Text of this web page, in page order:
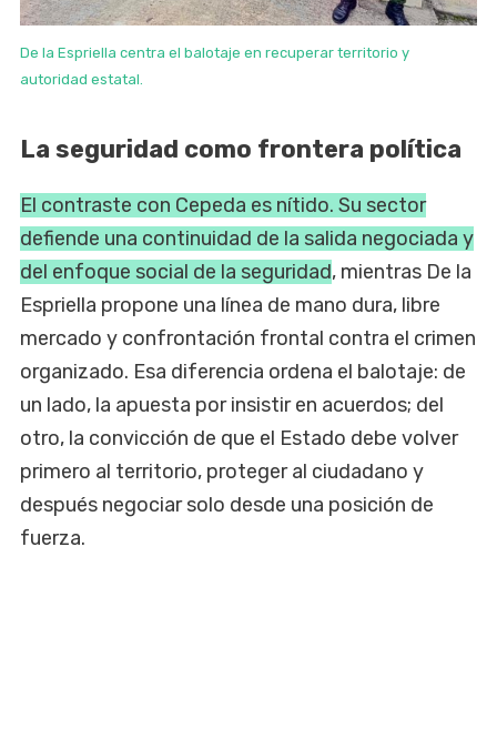
De la Espriella centra el balotaje en recuperar territorio y
autoridad estatal.
La seguridad como frontera política
El contraste con Cepeda es nítido. Su sector
defiende una continuidad de la salida negociada y
del enfoque social de la seguridad, mientras De la
Espriella propone una línea de mano dura, libre
mercado y confrontación frontal contra el crimen
organizado. Esa diferencia ordena el balotaje: de
un lado, la apuesta por insistir en acuerdos; del
otro, la convicción de que el Estado debe volver
primero al territorio, proteger al ciudadano y
después negociar solo desde una posición de
fuerza.